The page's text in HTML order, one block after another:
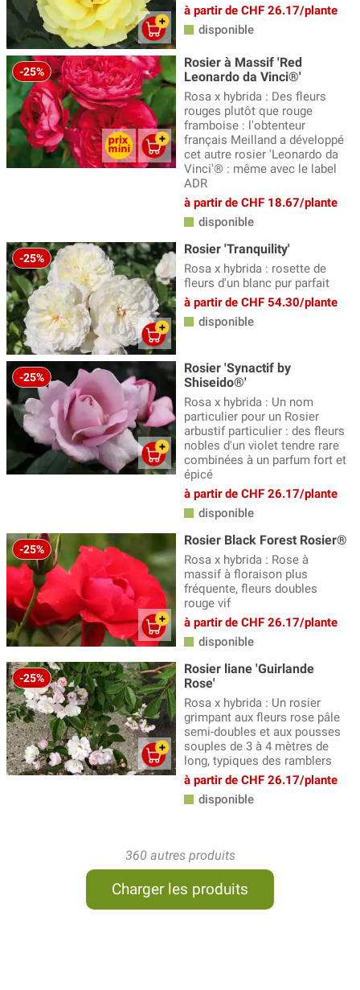
à partir de CHF 26.17/plante
disponible
-25%
Rosier à Massif 'Red
Leonardo da Vinci®'
Rosa x hybrida : Des fleurs
rouges plutôt que rouge
framboise : l'obtenteur
français Meilland a développé
cet autre rosier 'Leonardo da
Vinci'® : même avec le label
ADR
à partir de CHF 18.67/plante
disponible
-25%
Rosier 'Tranquility'
Rosa x hybrida : rosette de
fleurs d'un blanc pur parfait
à partir de CHF 54.30/plante
disponible
-25%
Rosier 'Synactif by
Shiseido®'
Rosa x hybrida : Un nom
particulier pour un Rosier
arbustif particulier : des fleurs
nobles d'un violet tendre rare
combinées à un parfum fort et
épicé
à partir de CHF 26.17/plante
disponible
-25%
Rosier Black Forest Rosier®
Rosa x hybrida : Rose à
massif à floraison plus
fréquente, fleurs doubles
rouge vif
à partir de CHF 26.17/plante
disponible
-25%
Rosier liane 'Guirlande
Rose'
Rosa x hybrida : Un rosier
grimpant aux fleurs rose pâle
semi-doubles et aux pousses
souples de 3 à 4 mètres de
long, typiques des ramblers
à partir de CHF 26.17/plante
disponible
360 autres produits
Charger les produits